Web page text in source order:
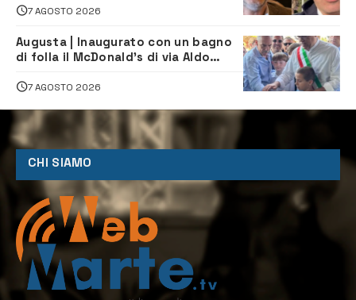
depuratore
7 AGOSTO 2026
Augusta | Inaugurato con un bagno
di folla il McDonald’s di via Aldo
7 AGOSTO 2026
CHI SIAMO